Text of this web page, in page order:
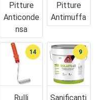
Pitture
Anticonde
Nsa
Pitture
Antimuffa
Rulli
14
Sanificanti
9